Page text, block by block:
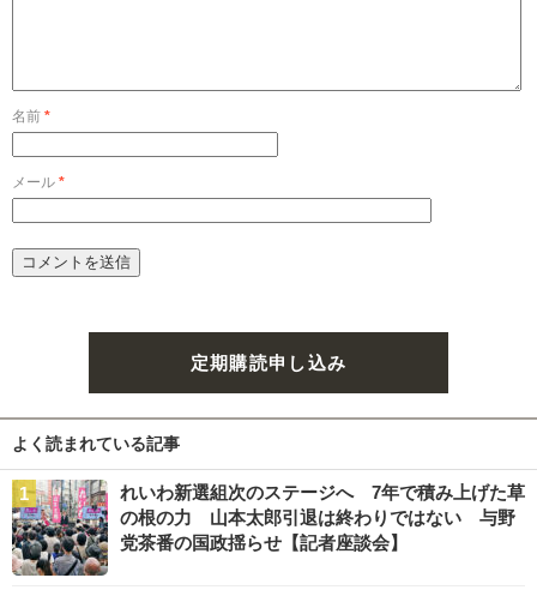
名前 *
メール *
定期購読申し込み
よく読まれている記事
れいわ新選組次のステージへ 7年で積み上げた草
の根の力 山本太郎引退は終わりではない 与野
党茶番の国政揺らせ【記者座談会】